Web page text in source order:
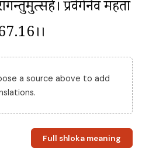
प्रवेगेनैव महता
a source above to add
Full shloka meaning